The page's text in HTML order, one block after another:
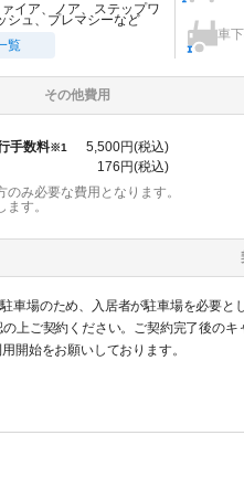
イア、ノア、ステップワ
シュ、プレマシーなど
覧
車下
その他費用
手数料※1 5,500円(税込)
176円(税込)
み必要な費用となります。
す。
車場のため、入居者が駐車場を必要
上ご契約ください。ご契約完了後の
開始をお願いしております。